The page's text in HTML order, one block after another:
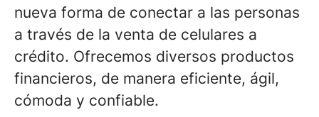
nueva forma de conectar a las personas
a través de la venta de celulares a
crédito. Ofrecemos diversos productos
financieros, de manera eficiente, ágil,
cómoda y confiable.